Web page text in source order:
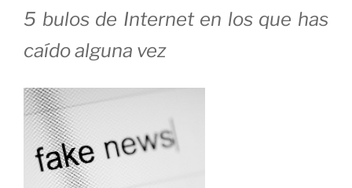
5 bulos de Internet en los que has
caído alguna vez